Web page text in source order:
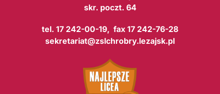
skr. poczt. 64
tel. 17 242-00-19, fax 17 242-76-28
sekretariat@zslchrobry.lezajsk.pl